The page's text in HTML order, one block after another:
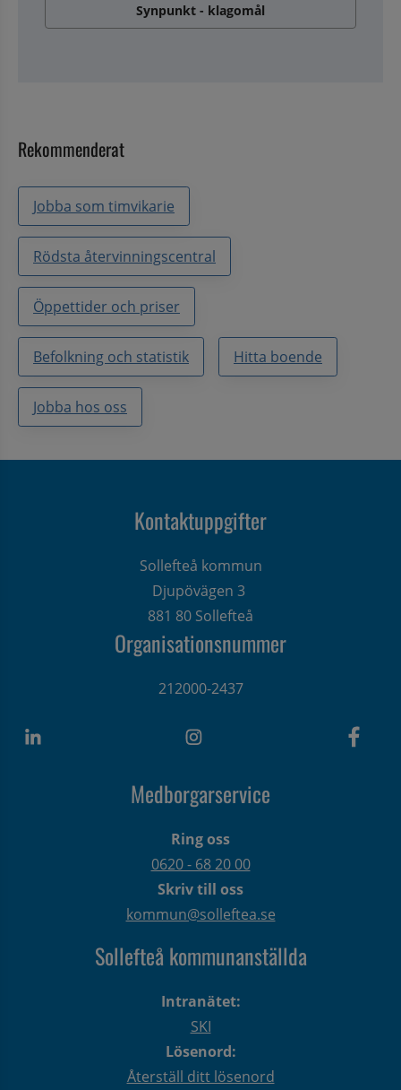
Synpunkt - klagomål
Rekommenderat
Jobba som timvikarie
Rödsta återvinningscentral
Öppettider och priser
Befolkning och statistik Hitta boende
Jobba hos oss
Kontaktuppgifter
Sollefteå kommun
Djupövägen 3
881 80 Sollefteå
Organisationsnummer
212000-2437
Medborgarservice
Ring oss
0620 - 68 20 00
Skriv till oss
kommun@solleftea.se
Sollefteå kommunanställda
Intranätet:
SKI
Lösenord:
Återställ ditt lösenord